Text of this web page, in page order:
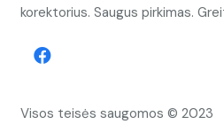
korektorius. Saugus pirkimas.
Visos teisės saugomos © 2023